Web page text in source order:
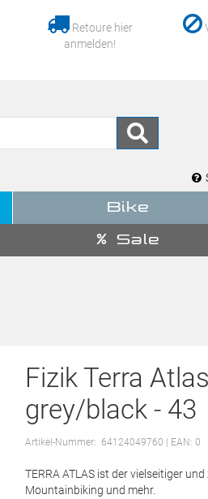
Retoure hier
anmelden!
Bike
Sale
Fizik Terra
grey/black - 43
Artikel-Nummer: 64124049760 | EAN: 0
TERRA ATLAS ist der vielseitiger
Mountainbiking und mehr.